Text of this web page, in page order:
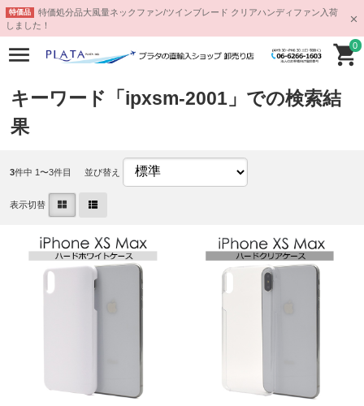
特価品
特価処分品大風量ネックファン/ツインブレード クリアハンディファン入荷
しました！
0
キーワード「ipxsm-2001」での検索結
果
3件中 1〜3件目 並び替え
表示切替